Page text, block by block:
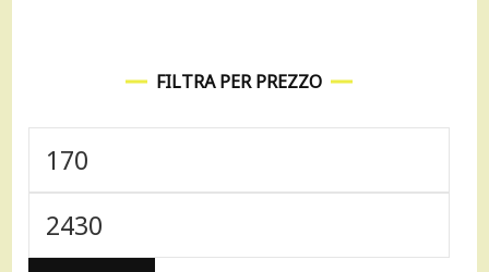
FILTRA PER PREZZO
Prezzo
Min
Prezzo